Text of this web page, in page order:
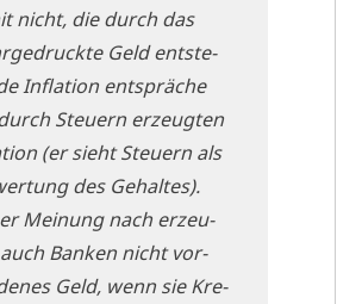
nicht, die durch das
Geld ent­ste­
Infla­ti­on ent­sprä­che
Steu­ern erzeug­ten
(er sieht Steu­ern als
des Gehal­tes).
Mei­nung nach erzeu­
Ban­ken nicht vor­
Geld, wenn sie Kre­